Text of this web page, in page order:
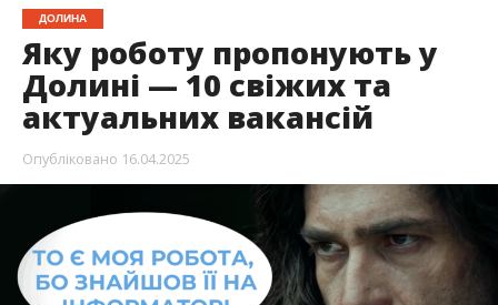
ДОЛИНА
Яку роботу пропонують у
Долині — 10 свіжих та
актуальних вакансій
Опубліковано 16.04.2025